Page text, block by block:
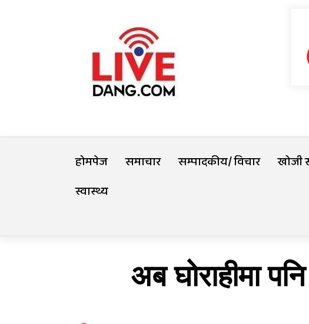
होमपेज
समाचार सम्पादकीय/ विचार खोजी
स्वास्थ्य
दुर्घटनाबाट मृत्यु भएकी
अब घोराहीमा